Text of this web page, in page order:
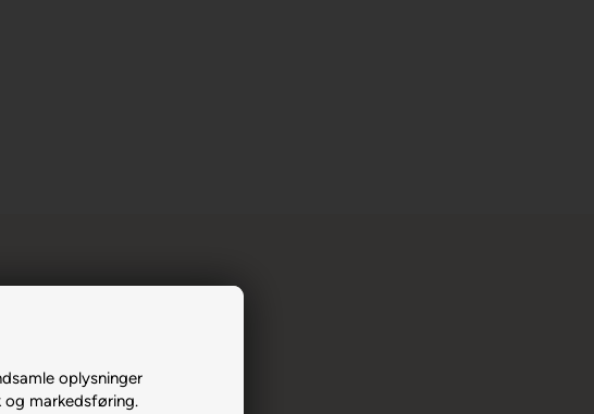
oplysninger
markedsføring.